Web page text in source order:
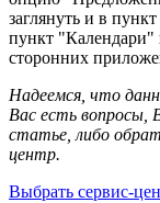
заглянуть и в
пункт "Календари"
сторонних
Надеемся, что
Вас есть вопросы,
статье, либо
центр.
Выбрать сервис-